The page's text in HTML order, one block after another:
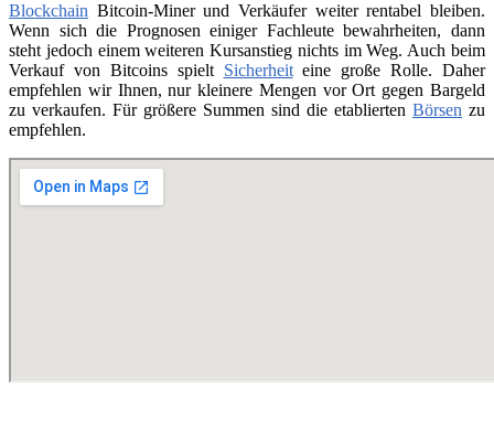
Blockchain Bitcoin-Miner und Verkäufer weiter rentabel bleiben.
Wenn sich die Prognosen einiger Fachleute bewahrheiten, dann
steht jedoch einem weiteren Kursanstieg nichts im Weg. Auch beim
Verkauf von Bitcoins spielt Sicherheiteine große Rolle. Daher
empfehlen wir Ihnen, nur kleinere Mengen vor Ort gegen Bargeld
zu verkaufen. Für größere Summen sind die etablierten Börsen zu
empfehlen.